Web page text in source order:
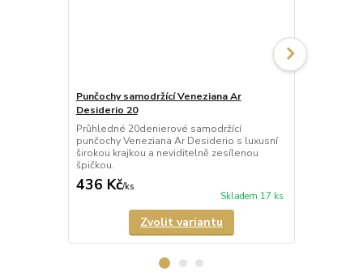
Punčochy samodržící Veneziana Ar
Desiderio 20
Průhledné 20denierové samodržící
punčochy Veneziana Ar Desiderio s luxusní
širokou krajkou a neviditelně zesílenou
špičkou.
436 Kč/ks
Skladem 17 ks
Zvolit variantu